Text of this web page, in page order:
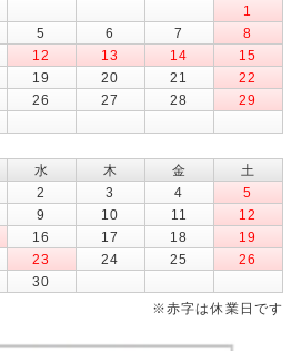
1
5 6 7
8
12 13 14
15
19 20 21
22
26 27 28
29
水 木 金
土
2 3 4
5
9 10 11
12
16 17 18
19
23 24 25
26
30
※赤字は休業日です